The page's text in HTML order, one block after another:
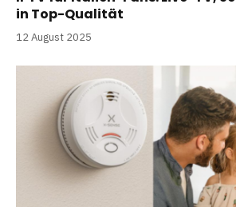
in Top-Qualität
12 August 2025